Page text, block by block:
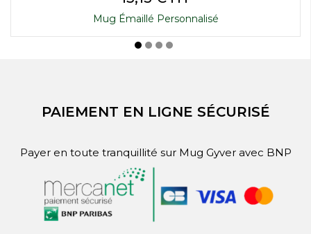
Mug Émaillé Personnalisé
PAIEMENT EN LIGNE SÉCURISÉ
Payer en toute tranquillité sur Mug Gyver avec BNP